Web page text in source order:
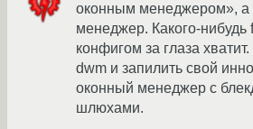
оконным менеджером», а
менеджер. Какого-
конфигом за глаза
dwm и запилить свой
оконный менеджер с
шлюхами.